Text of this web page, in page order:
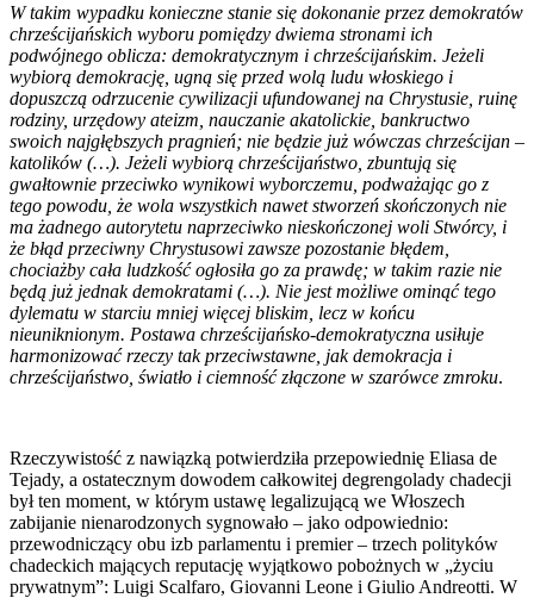
W takim wypadku konieczne stanie się dokonanie przez demokratów
chrześcijańskich wyboru pomiędzy dwiema stronami ich
podwójnego oblicza: demokratycznym i chrześcijańskim. Jeżeli
wybiorą demokrację, ugną się przed wolą ludu włoskiego i
dopuszczą odrzucenie cywilizacji ufundowanej na Chrystusie, ruinę
rodziny, urzędowy ateizm, nauczanie akatolickie, bankructwo
swoich najgłębszych pragnień; nie będzie już wówczas chrześcijan –
katolików (…). Jeżeli wybiorą chrześcijaństwo, zbuntują się
gwałtownie przeciwko wynikowi wyborczemu, podważając go z
tego powodu, że wola wszystkich nawet stworzeń skończonych nie
ma żadnego autorytetu naprzeciwko nieskończonej woli Stwórcy, i
że błąd przeciwny Chrystusowi zawsze pozostanie błędem,
chociażby cała ludzkość ogłosiła go za prawdę; w takim razie nie
będą już jednak demokratami (…). Nie jest możliwe ominąć tego
dylematu w starciu mniej więcej bliskim, lecz w końcu
nieuniknionym. Postawa chrześcijańsko-demokratyczna usiłuje
harmonizować rzeczy tak przeciwstawne, jak demokracja i
chrześcijaństwo, światło i ciemność złączone w szarówce zmroku.
Rzeczywistość z nawiązką potwierdziła przepowiednię Eliasa de
Tejady, a ostatecznym dowodem całkowitej degrengolady chadecji
był ten moment, w którym ustawę legalizującą we Włoszech
zabijanie nienarodzonych sygnowało – jako odpowiednio:
przewodniczący obu izb parlamentu i premier – trzech polityków
chadeckich mających reputację wyjątkowo pobożnych w „życiu
prywatnym”: Luigi Scalfaro, Giovanni Leone i Giulio Andreotti. W